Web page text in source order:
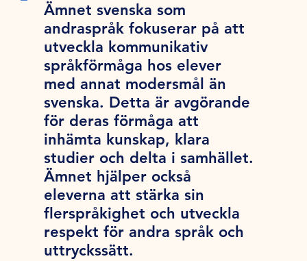
Ämnet svenska som
andraspråk fokuserar på att
utveckla kommunikativ
språkförmåga hos elever
med annat modersmål än
svenska. Detta är avgörande
för deras förmåga att
inhämta kunskap, klara
studier och delta i samhället.
Ämnet hjälper också
eleverna att stärka sin
flerspråkighet och utveckla
respekt för andra språk och
uttryckssätt.